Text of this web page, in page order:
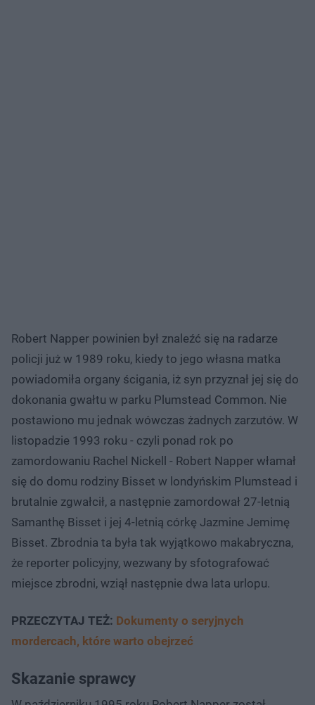
Robert Napper powinien był znaleźć się na radarze
policji już w 1989 roku, kiedy to jego własna matka
powiadomiła organy ścigania, iż syn przyznał jej się do
dokonania gwałtu w parku Plumstead Common. Nie
postawiono mu jednak wówczas żadnych zarzutów. W
listopadzie 1993 roku - czyli ponad rok po
zamordowaniu Rachel Nickell - Robert Napper włamał
się do domu rodziny Bisset w londyńskim Plumstead i
brutalnie zgwałcił, a następnie zamordował 27-letnią
Samanthę Bisset i jej 4-letnią córkę Jazmine Jemimę
Bisset. Zbrodnia ta była tak wyjątkowo makabryczna,
że reporter policyjny, wezwany by sfotografować
miejsce zbrodni, wziął następnie dwa lata urlopu.
PRZECZYTAJ TEŻ: Dokumenty o seryjnych
mordercach, które warto obejrzeć
Skazanie sprawcy